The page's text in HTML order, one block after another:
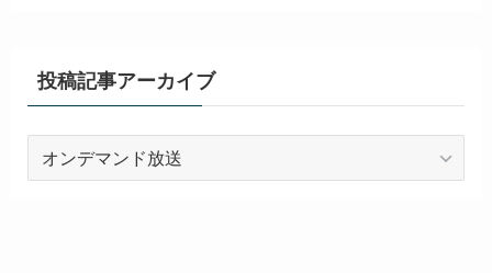
投稿記事アーカイブ